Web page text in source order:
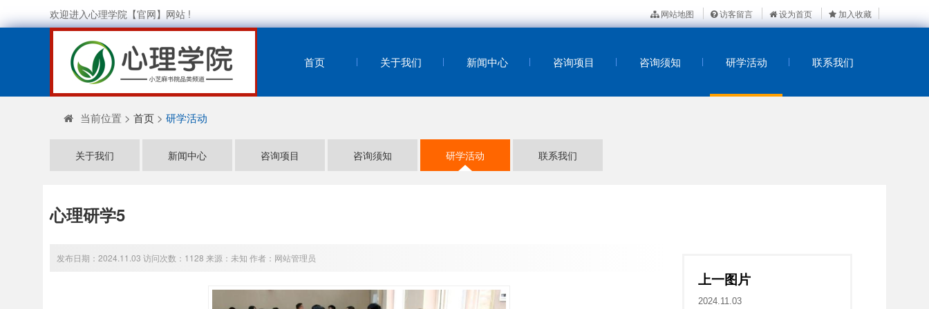
欢迎进入心理学院【官网】网站 ! 网站地图 访客留言 设为首页 加入收藏
首页 关于我们 新闻中心 咨询项目 咨询须知 研学活动 联系我们
当前位置 > 首页 > 研学活动
关于我们 新闻中心 咨询项目 咨询须知 研学活动 联系我们
心理研学5
发布日期：2024.11.03 访问次数：1128 来源：未知 作者：网站管理员
上一图片
2024.11.03